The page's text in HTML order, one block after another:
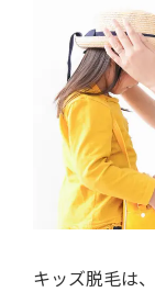
キッズ脱毛は、